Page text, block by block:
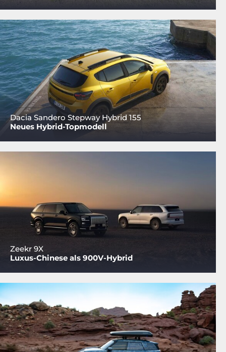
Dacia Sandero Stepway Hybrid 155
Neues Hybrid-Topmodell
Zeekr 9X
Luxus-Chinese als 900V-Hybrid